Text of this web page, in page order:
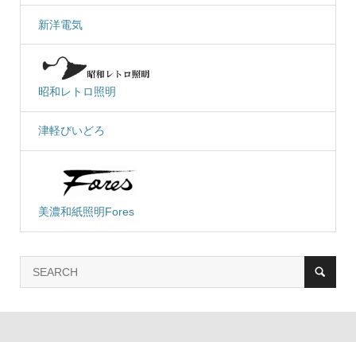
新洋電気
昭和レトロ照明
津軽びいどろ
美濃和紙照明Fores